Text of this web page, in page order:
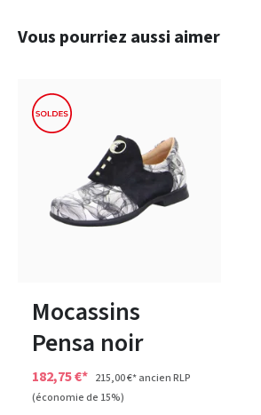
Ignorer la galerie de produits
Vous pourriez aussi aimer
Mocassins
Pensa noir
182,75 €* 215,00 €*ancien RLP
(économie de 15%)